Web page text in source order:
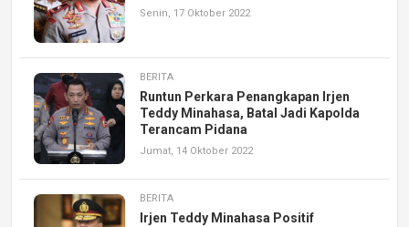
Senin, 17 Oktober 2022
BERITA
Runtun Perkara Penangkapan Irjen
Teddy Minahasa, Batal Jadi Kapolda
Terancam Pidana
Jumat, 14 Oktober 2022
BERITA
Irjen Teddy Minahasa Positif